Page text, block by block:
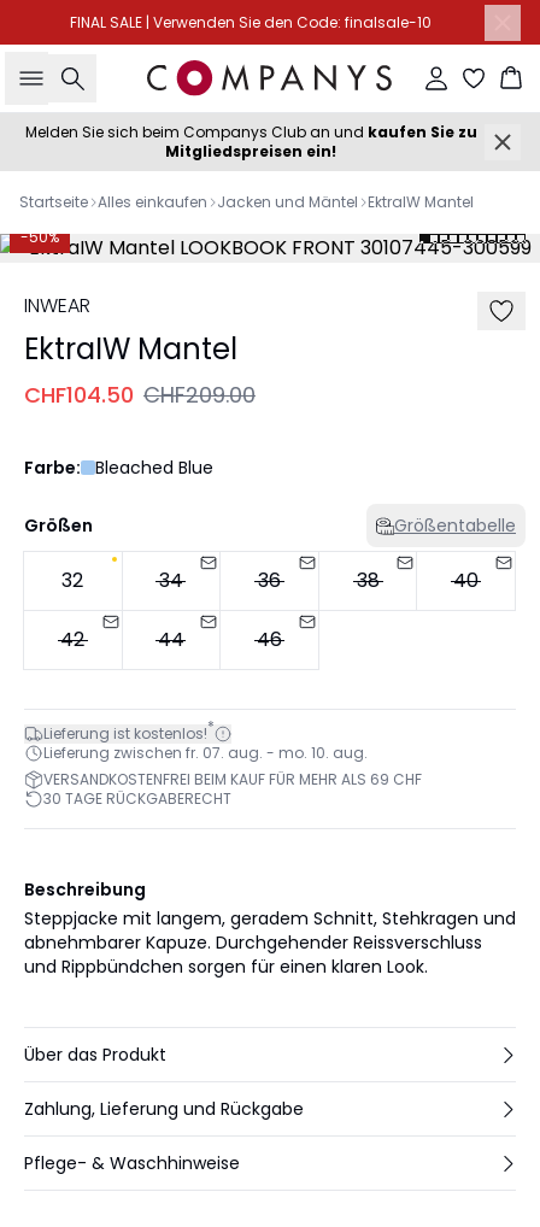
FINAL SALE | Verwenden Sie den Code: finalsale-10
Suche Einloggen
Melden Sie sich beim Companys Club an und kaufen Sie zu
Mitgliedspreisen ein!
Startseite Alles einkaufen Jacken und Mäntel EktraIW Mantel
-50%
INWEAR
EktraIW Mantel
CHF104.50 CHF209.00
Farbe: Bleached Blue
Größen Größentabelle
32 34 36 38 40
42 44 46
Lieferung ist kostenlos!*
Lieferung zwischen fr. 07. aug. - mo. 10. aug.
VERSANDKOSTENFREI BEIM KAUF FÜR MEHR ALS 69 CHF
30 TAGE RÜCKGABERECHT
Beschreibung
Steppjacke mit langem, geradem Schnitt, Stehkragen und
abnehmbarer Kapuze. Durchgehender Reissverschluss
und Rippbündchen sorgen für einen klaren Look.
Über das Produkt
Zahlung, Lieferung und Rückgabe
Pflege- & Waschhinweise